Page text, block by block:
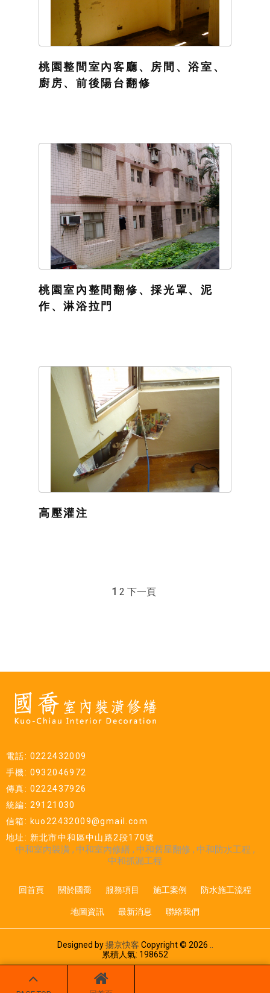
桃園整間室內客廳、房間、浴室、
廚房、前後陽台翻修
桃園室內整間翻修、採光罩、泥
作、淋浴拉門
高壓灌注
1 2 下一頁
電話: 0222432009
手機: 0932046972
傳真: 0222437926
統編: 29121030
信箱: kuo22432009@gmail.com
地址: 新北市中和區中山路2段170號
中和室內裝潢 中和室內修繕 中和舊屋翻修
中和防水工程
中和抓漏工程
回首頁 關於國喬 服務項目 施工案例 防水施工流程
地圖資訊 最新消息 聯絡我們
Designed by揚京快客 Copyright © 2026
累積人氣: 198652